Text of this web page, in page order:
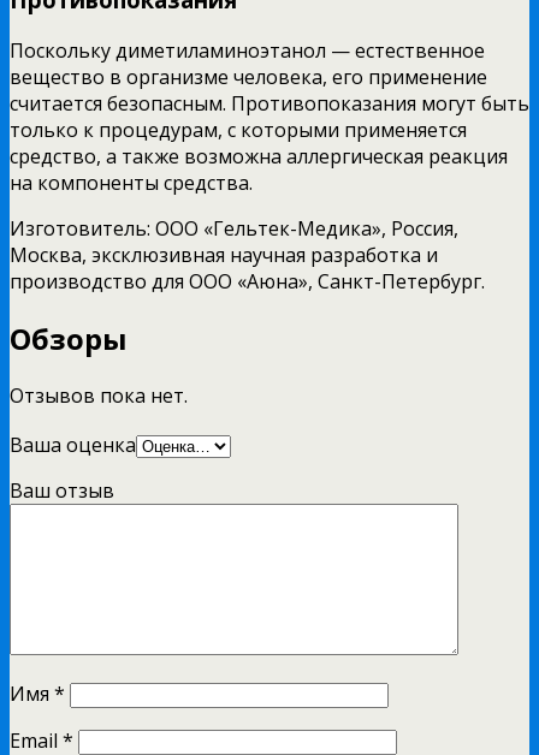
Поскольку диметиламиноэтанол — естественное
вещество в организме человека, его применение
считается безопасным. Противопоказания могут быть
только к процедурам, с которыми применяется
средство, а также возможна аллергическая реакция
на компоненты средства.
Изготовитель: ООО «Гельтек-Медика», Россия,
Москва, эксклюзивная научная разработка и
производство для ООО «Аюна», Санкт-Петербург.
Обзоры
Отзывов пока нет.
Ваша оценка
Ваш отзыв
Имя *
Email *